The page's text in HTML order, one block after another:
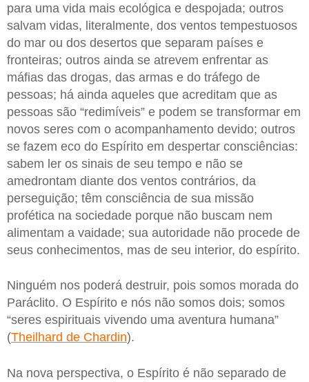
para uma vida mais ecológica e despojada; outros
salvam vidas, literalmente, dos ventos tempestuosos
do mar ou dos desertos que separam países e
fronteiras; outros ainda se atrevem enfrentar as
máfias das drogas, das armas e do tráfego de
pessoas; há ainda aqueles que acreditam que as
pessoas são “redimíveis” e podem se transformar em
novos seres com o acompanhamento devido; outros
se fazem eco do Espírito em despertar consciências:
sabem ler os sinais de seu tempo e não se
amedrontam diante dos ventos contrários, da
perseguição; têm consciência de sua missão
profética na sociedade porque não buscam nem
alimentam a vaidade; sua autoridade não procede de
seus conhecimentos, mas de seu interior, do espírito.
Ninguém nos poderá destruir, pois somos morada do
Paráclito. O Espírito e nós não somos dois; somos
“seres espirituais vivendo uma aventura humana”
(Theilhard de Chardin).
Na nova perspectiva, o Espírito é não separado de